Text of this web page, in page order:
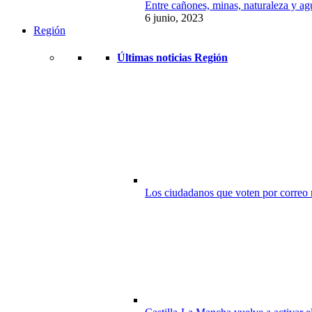
Entre cañones, minas, naturaleza y
6 junio, 2023
Región
Últimas noticias Región
Los ciudadanos que voten por